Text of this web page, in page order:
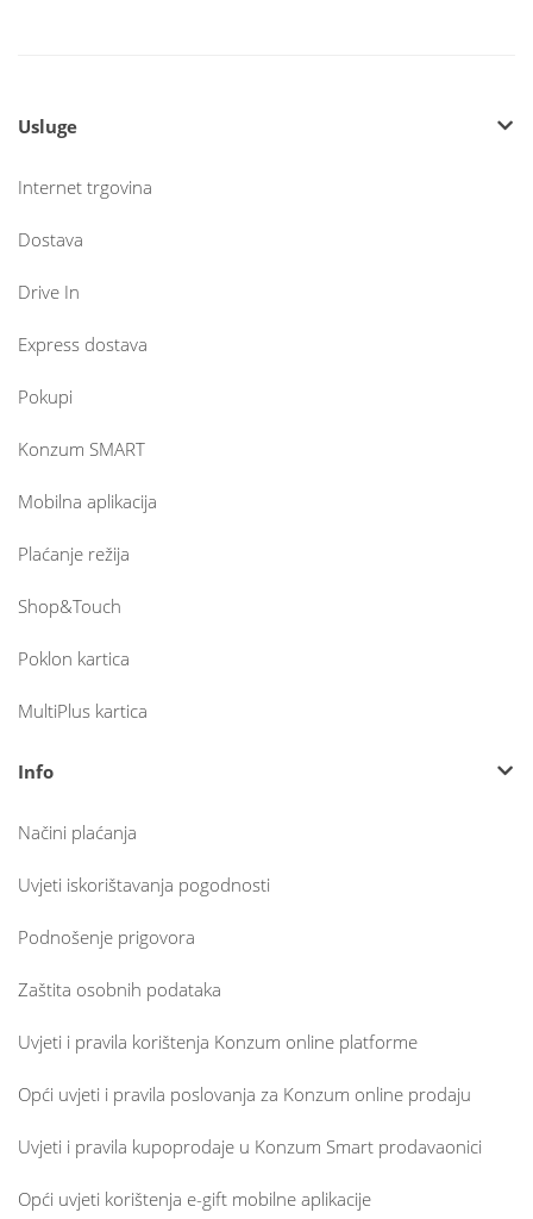
Usluge
Internet trgovina
Dostava
Drive In
Express dostava
Pokupi
Konzum SMART
Mobilna aplikacija
Plaćanje režija
Shop&Touch
Poklon kartica
MultiPlus kartica
Info
Načini plaćanja
Uvjeti iskorištavanja pogodnosti
Podnošenje prigovora
Zaštita osobnih podataka
Uvjeti i pravila korištenja Konzum online platforme
Opći uvjeti i pravila poslovanja za Konzum online prodaju
Uvjeti i pravila kupoprodaje u Konzum Smart prodavaonici
Opći uvjeti korištenja e-gift mobilne aplikacije